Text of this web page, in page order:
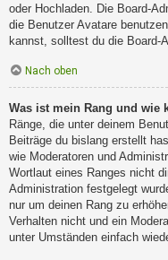
oder Hochladen. Die Board-
die Benutzer Avatare
kannst, solltest du die Board-
Nach oben
Was ist mein Rang und wie
Ränge, die unter deinem
Beiträge du bislang erstellt
wie Moderatoren und
Wortlaut eines Ranges nicht
Administration festgelegt
nur um deinen Rang zu
Verhalten nicht und ein
unter Umständen einfach